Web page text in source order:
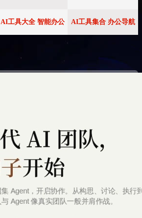
AI工具大全 智能办公 AI工具集合 办公导航